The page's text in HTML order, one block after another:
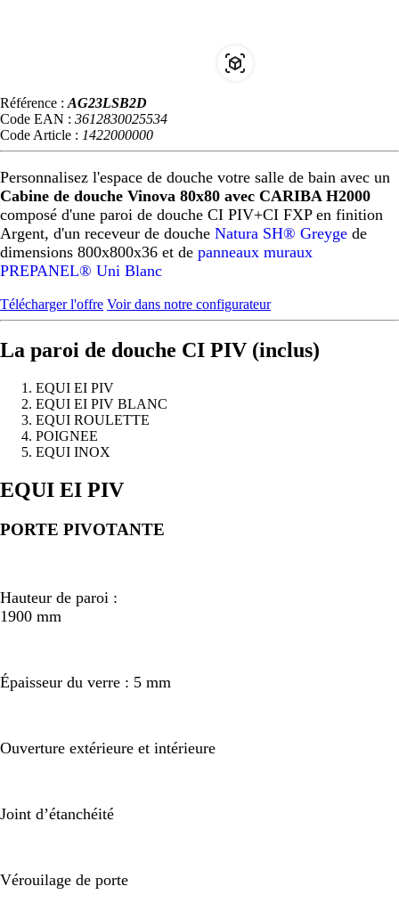
Référence : AG23LSB2D
Code EAN : 3612830025534
Code Article : 1422000000
Personnalisez l'espace de douche votre salle de bain avec un
Cabine de douche Vinova 80x80 avec CARIBA H2000
composé d'une paroi de douche CI PIV+CI FXP en finition
Argent, d'un receveur de douche Natura SH® Greyge de
dimensions 800x800x36 et de panneaux muraux
PREPANEL® Uni Blanc
Télécharger l'offre Voir dans notre configurateur
La paroi de douche CI PIV (inclus)
EQUI EI PIV
EQUI EI PIV BLANC
EQUI ROULETTE
POIGNEE
EQUI INOX
Précédent
Suivant
EQUI EI PIV
PORTE PIVOTANTE
Hauteur de paroi :
1900 mm
Épaisseur du verre : 5 mm
Ouverture extérieure et intérieure
Joint d’étanchéité
Vérouilage de porte